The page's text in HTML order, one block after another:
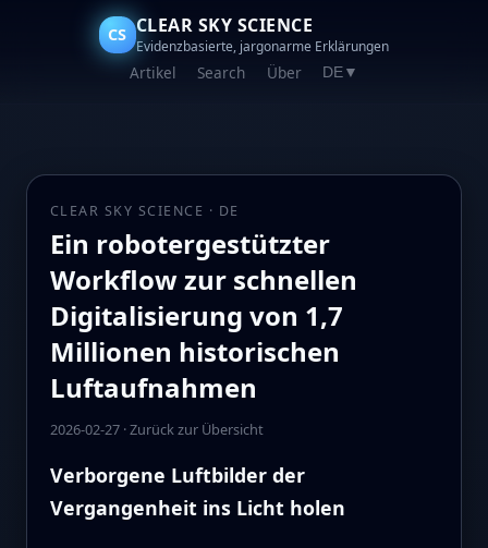
CS CLEAR SKY SCIENCE
Evidenzbasierte, jargonarme Erklärungen
Artikel Search Über DE▼
CLEAR SKY SCIENCE · DE
Ein robotergestützter
Workflow zur schnellen
Digitalisierung von 1,7
Millionen historischen
Luftaufnahmen
2026-02-27·Zurück zur Übersicht
Verborgene Luftbilder der
Vergangenheit ins Licht holen